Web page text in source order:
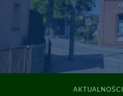
AKTUALNOŚCI